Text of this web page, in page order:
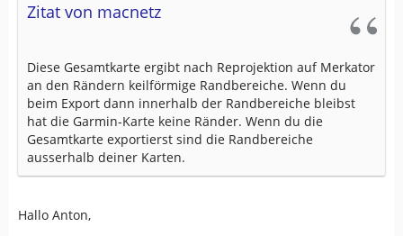
Zitat von macnetz
Diese Gesamtkarte ergibt nach Reprojektion auf Merkator
an den Rändern keilförmige Randbereiche. Wenn du
beim Export dann innerhalb der Randbereiche bleibst
hat die Garmin-Karte keine Ränder. Wenn du die
Gesamtkarte exportierst sind die Randbereiche
ausserhalb deiner Karten.
Hallo Anton,